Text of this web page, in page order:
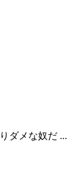
ダメな奴だ ...